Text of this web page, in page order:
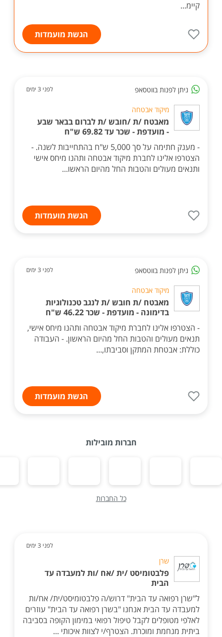
קיימ...
הגשת מועמדות
ניתן לפנות בווטסאפ לפני 3 ימים
מיקוד אבטחה
מאבטח /ת /חובש /ת לברום בבאר שבע
- מועדפת - שכר עד 69.82 ש"ח
- מענק חתימה על סך 5,000 ש"ח בהתחייבות לשנה. -
הצטרפו אלינו לחברת מיקוד אבטחה ותהנו מיחס אישי
ותנאים מעולים והטבות החל מהיום הראשו...
הגשת מועמדות
ניתן לפנות בווטסאפ לפני 3 ימים
מיקוד אבטחה
מאבטח /ת חובש /ת לנגב טכנולוגיות
בדימונה - מועדפת - שכר 46.22 ש"ח
- הצטרפו אלינו לחברת מיקוד אבטחה ותהנו מיחס אישי,
תנאים מעולים והטבות החל מהיום הראשון. - העבודה
כוללת: אבטחת המתקן וסביבתו,...
הגשת מועמדות
חברות מובילות
כל החברות
לפני 3 ימים
שרן
פלבטומיסט /ית /אח /ות למעבדה עד
הבית
ל"שרן רפואה עד הבית" דרוש/ה פלבטומיסט/ית/ אח/ות
למעבדה עד הבית אנחנו "בשרן רפואה עד הבית" עוזרים
לאלפי מטופלים לקבל טיפול רפואי במימון הקופה בסביבה
ביתית מנחמת ומוכרת. הצטרף/י לצוות איכותי ...